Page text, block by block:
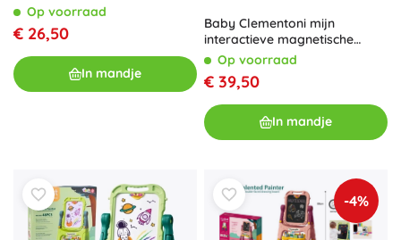
Op voorraad
€ 26,50
In mandje
Baby Clementoni mijn
interactieve magnetische
tekentafel 2-in-1
Op voorraad
€ 39,50
In mandje
-4%